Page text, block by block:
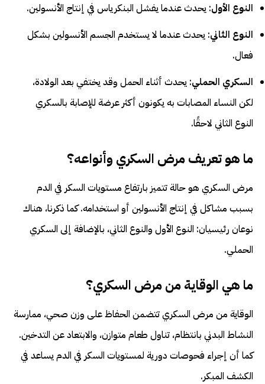
النوع الأول: يحدث عندما يفشل البنكرياس في إنتاج الأنسولين.
النوع الثاني: يحدث عندما لا يستخدم الجسم الأنسولين بشكل
فعال.
السكري الحملي: يحدث أثناء الحمل وقد يختفي بعد الولادة،
لكن النساء المصابات به يكونون أكثر عرضة للإصابة بالسكري
النوع الثاني لاحقًا.
ما هو تعريف مرض السكري وأنواعه؟
مرض السكري هو حالة تتميز بارتفاع مستويات السكر في الدم
بسبب مشاكل في إنتاج الأنسولين أو استخدامه. كما ذكرنا، هناك
نوعان رئيسيان: النوع الأول والنوع الثاني، بالإضافة إلى السكري
الحملي.
ما هي الوقاية من مرض السكري؟
الوقاية من مرض السكري تتضمن الحفاظ على وزن صحي، ممارسة
النشاط البدني بانتظام، تناول طعام متوازن، والابتعاد عن التدخين.
كما أن إجراء فحوصات دورية لمستويات السكر في الدم يساعد في
الكشف المبكر.